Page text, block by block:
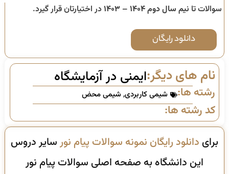
سوالات تا نیم سال دوم ۱۴۰۴ – ۱۴۰۳ در اختیارتان قرار گیرد.
دانلود رایگان
نام های دیگر:ایمنی در آزمایشگاه
رشته ها: شیمی کاربردی,شیمی محض
کد رشته ها:
برای دانلود رایگان نمونه سوالات پیام نورسایر دروس
این دانشگاه به صفحه اصلی سوالات پیام نور